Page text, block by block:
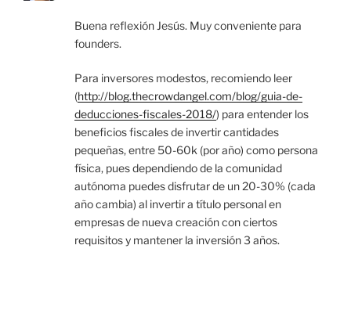
Buena reflexión Jesús. Muy conveniente para
founders.
Para inversores modestos, recomiendo leer
(http://blog.thecrowdangel.com/blog/guia-de-
deducciones-fiscales-2018/) para entender los
beneficios fiscales de invertir cantidades
pequeñas, entre 50-60k (por año) como persona
física, pues dependiendo de la comunidad
autónoma puedes disfrutar de un 20-30% (cada
año cambia) al invertir a título personal en
empresas de nueva creación con ciertos
requisitos y mantener la inversión 3 años.